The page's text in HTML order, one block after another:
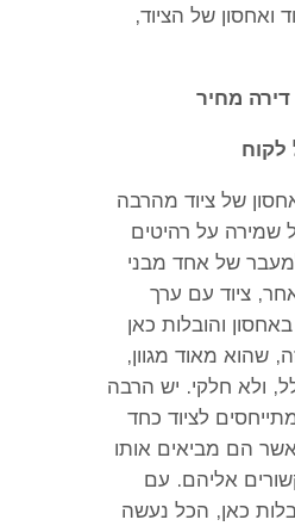
ואחסון של הציוד,
לקוח
של ציוד מהרבה
שמירה על רהיטים
של אחד מבני
, ציוד עם ערך
באחסון והובלות כאן
, שהוא מאוד מגוון,
, ולא חלקי. יש הרבה
לציוד כחד
הם מביאים אותו
אליהם. עם
כאן, הכל נעשה